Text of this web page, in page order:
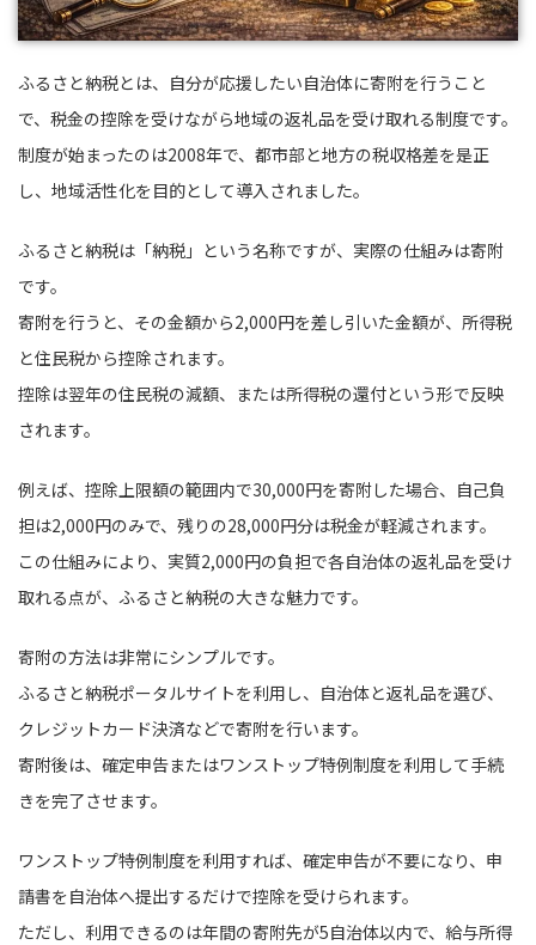
ふるさと納税とは、自分が応援したい自治体に寄附を行うこと
で、税金の控除を受けながら地域の返礼品を受け取れる制度です。
制度が始まったのは2008年で、都市部と地方の税収格差を是正
し、地域活性化を目的として導入されました。
ふるさと納税は「納税」という名称ですが、実際の仕組みは寄附
です。
寄附を行うと、その金額から2,000円を差し引いた金額が、所得税
と住民税から控除されます。
控除は翌年の住民税の減額、または所得税の還付という形で反映
されます。
例えば、控除上限額の範囲内で30,000円を寄附した場合、自己負
担は2,000円のみで、残りの28,000円分は税金が軽減されます。
この仕組みにより、実質2,000円の負担で各自治体の返礼品を受け
取れる点が、ふるさと納税の大きな魅力です。
寄附の方法は非常にシンプルです。
ふるさと納税ポータルサイトを利用し、自治体と返礼品を選び、
クレジットカード決済などで寄附を行います。
寄附後は、確定申告またはワンストップ特例制度を利用して手続
きを完了させます。
ワンストップ特例制度を利用すれば、確定申告が不要になり、申
請書を自治体へ提出するだけで控除を受けられます。
ただし、利用できるのは年間の寄附先が5自治体以内で、給与所得